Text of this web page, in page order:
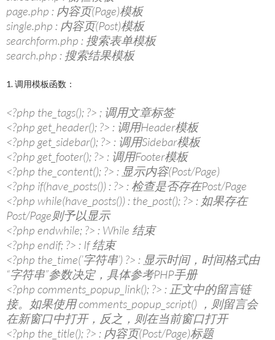
page.php : 内容页(Page)模板
single.php : 内容页(Post)模板
searchform.php : 搜索表单模板
search.php : 搜索结果模板
1. 调用模板函数：
<?php the_tags(); ?> ; 调用文章标签
<?php get_header(); ?> : 调用Header模板
<?php get_sidebar(); ?> : 调用Sidebar模板
<?php get_footer(); ?> : 调用Footer模板
<?php the_content(); ?> : 显示内容(Post/Page)
<?php if(have_posts()) : ?> : 检查是否存在Post/Page
<?php while(have_posts()) : the_post(); ?> : 如果存在
Post/Page则予以显示
<?php endwhile; ?> : While 结束
<?php endif; ?> : If 结束
<?php the_time(’字符串’) ?> : 显示时间，时间格式由
“字符串”参数决定，具体参考PHP手册
<?php comments_popup_link(); ?> : 正文中的留言链
接。如果使用 comments_popup_script() ，则留言会
在新窗口中打开，反之，则在当前窗口打开
<?php the_title(); ?> : 内容页(Post/Page)标题